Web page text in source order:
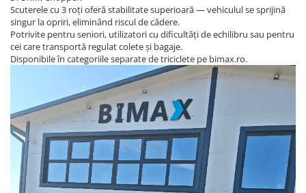
Scuterele cu 3 roți oferă stabilitate superioară — vehiculul se sprijină
singur la opriri, eliminând riscul de cădere.
Potrivite pentru seniori, utilizatori cu dificultăți de echilibru sau pentru
cei care transportă regulat colete și bagaje.
Disponibile în categoriile separate de triciclete pe bimax.ro.